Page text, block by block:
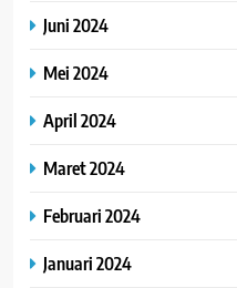
Juni 2024
Mei 2024
April 2024
Maret 2024
Februari 2024
Januari 2024